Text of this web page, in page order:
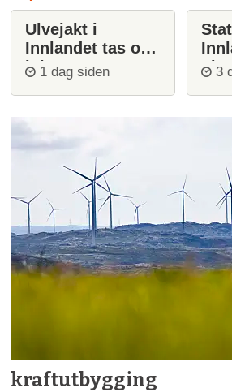
Ulvejakt i
Innlandet tas opp
igjen
1 dag siden 3
kraftutbygging